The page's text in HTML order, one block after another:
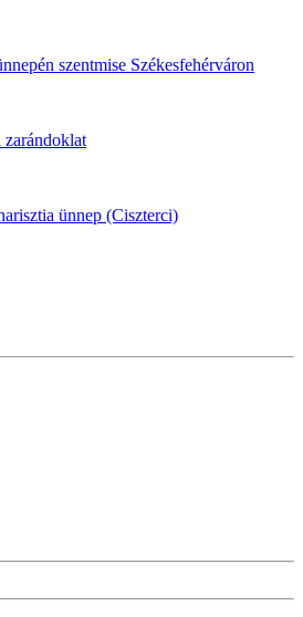
szentmise Székesfehérváron
zarándoklat
ünnep (Ciszterci)